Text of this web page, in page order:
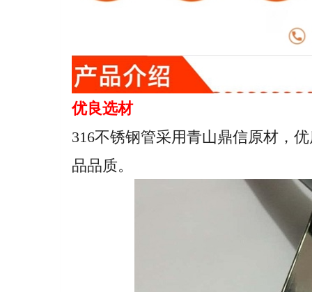
优良选材
316不锈钢管采用青山鼎信原材，
品品质。